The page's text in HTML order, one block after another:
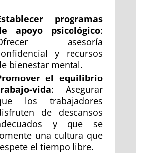
programas
apoyo psicológico:
asesoría
y recursos
bienestar mental.
el equilibrio
vida: Asegurar
los trabajadores
de descansos
y que se
una cultura que
el tiempo libre.